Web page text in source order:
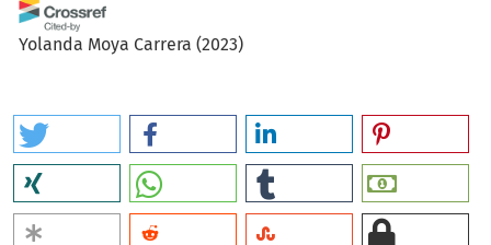
Yolanda Moya Carrera (2023)
Revista Científica Kosmos, 2(1), 26.
10.62943/rck.v2n1.2023.42
Melanny Pamela Wong Tigre, Ivana Maria Espinoza